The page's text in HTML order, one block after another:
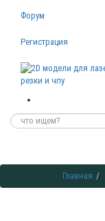
Форум
Регистрация
резки и чпу
Главная